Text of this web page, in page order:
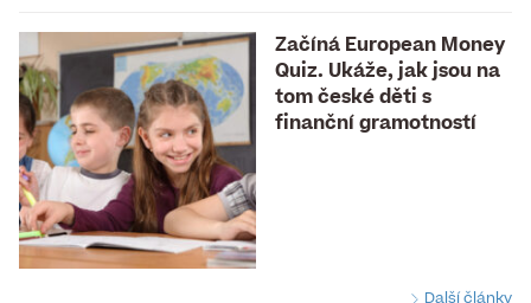
Začíná European Money
Quiz. Ukáže, jak jsou na
tom české děti s
finanční gramotností
Další články